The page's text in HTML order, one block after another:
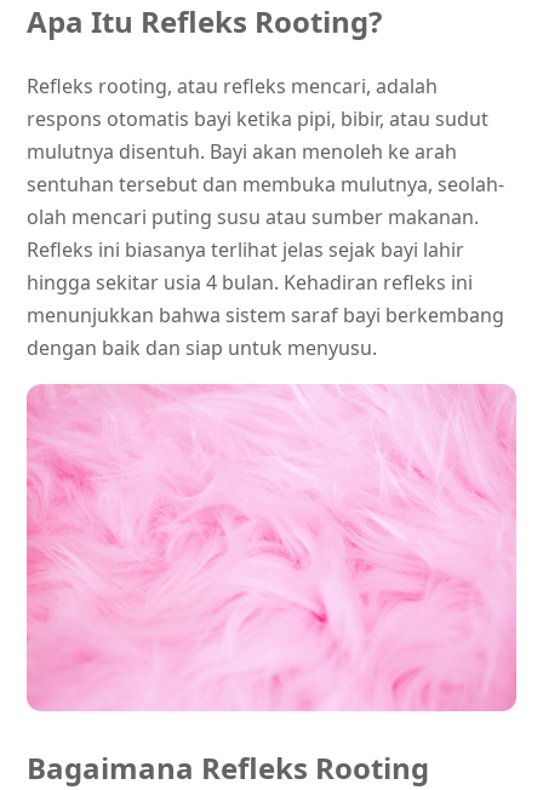
Apa Itu Refleks Rooting?
Refleks rooting, atau refleks mencari, adalah
respons otomatis bayi ketika pipi, bibir, atau sudut
mulutnya disentuh. Bayi akan menoleh ke arah
sentuhan tersebut dan membuka mulutnya, seolah-
olah mencari puting susu atau sumber makanan.
Refleks ini biasanya terlihat jelas sejak bayi lahir
hingga sekitar usia 4 bulan. Kehadiran refleks ini
menunjukkan bahwa sistem saraf bayi berkembang
dengan baik dan siap untuk menyusu.
Bagaimana Refleks Rooting